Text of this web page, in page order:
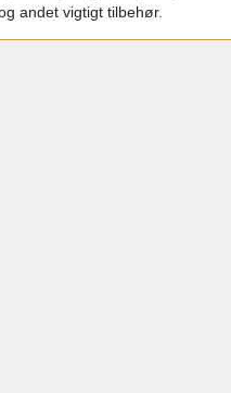
andet vigtigt tilbehør.